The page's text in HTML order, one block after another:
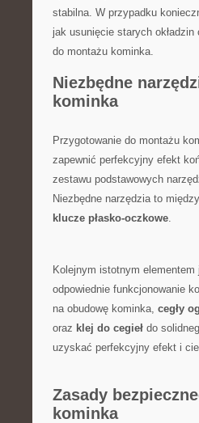
stabilna. W przypadku‌
jak usunięcie starych
do ⁢montażu kominka.
Niezbędne
kominka
Przygotowanie do montażu
zapewnić perfekcyjny efekt
zestawu⁣ podstawowych
Niezbędne narzędzia‍ to
klucze płasko-oczkowe.
Kolejnym istotnym elementem
odpowiednie funkcjonowanie
na obudowę kominka, cegły
oraz klej do cegieł do
uzyskać perfekcyjny efekt​ i
Zasady
kominka